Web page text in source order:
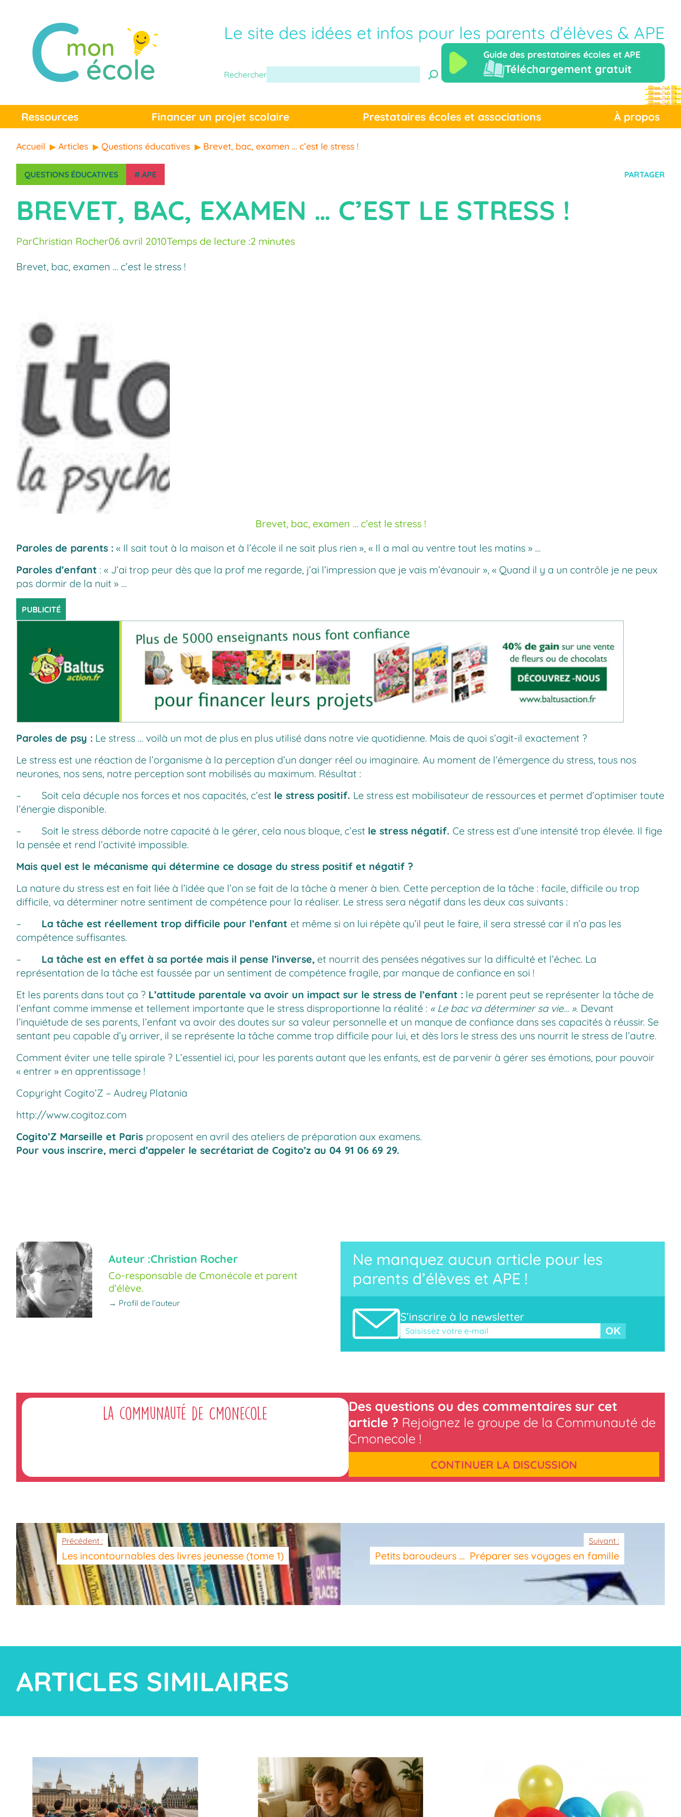
Le site des idées et infos pour les parents d’élèves & APE
Rechercher
Guide des prestataires écoles et APE
Téléchargement gratuit
Ressources Financer un projet scolaire Prestataires écoles et associations À propos
Accueil Articles Questions éducatives Brevet, bac, examen … c’est le stress !
QUESTIONS ÉDUCATIVES # APE PARTAGER
BREVET, BAC, EXAMEN … C’EST LE STRESS !
ParChristian Rocher06 avril 2010Temps de lecture :2 minutes
Brevet, bac, examen … c’est le stress !
Brevet, bac, examen … c’est le stress !
Paroles de parents : « Il sait tout à la maison et à l’école il ne sait plus rien », « Il a mal au ventre tout les matins » …
Paroles d’enfant : « J’ai trop peur dès que la prof me regarde, j’ai l’impression que je vais m’évanouir », « Quand il y a un contrôle je ne peux
pas dormir de la nuit » …
PUBLICITÉ
Paroles de psy : Le stress … voilà un mot de plus en plus utilisé dans notre vie quotidienne. Mais de quoi s’agit-il exactement ?
Le stress est une réaction de l’organisme à la perception d’un danger réel ou imaginaire. Au moment de l’émergence du stress, tous nos
neurones, nos sens, notre perception sont mobilisés au maximum. Résultat :
– Soit cela décuple nos forces et nos capacités, c’est le stress positif. Le stress est mobilisateur de ressources et permet d’optimiser toute
l’énergie disponible.
– Soit le stress déborde notre capacité à le gérer, cela nous bloque, c’est le stress négatif. Ce stress est d’une intensité trop élevée. Il fige
la pensée et rend l’activité impossible.
Mais quel est le mécanisme qui détermine ce dosage du stress positif et négatif ?
La nature du stress est en fait liée à l’idée que l’on se fait de la tâche à mener à bien. Cette perception de la tâche : facile, difficile ou trop
difficile, va déterminer notre sentiment de compétence pour la réaliser. Le stress sera négatif dans les deux cas suivants :
– La tâche est réellement trop difficile pour l’enfant et même si on lui répète qu’il peut le faire, il sera stressé car il n’a pas les
compétence suffisantes.
– La tâche est en effet à sa portée mais il pense l’inverse, et nourrit des pensées négatives sur la difficulté et l’échec. La
représentation de la tâche est faussée par un sentiment de compétence fragile, par manque de confiance en soi !
Et les parents dans tout ça ? L’attitude parentale va avoir un impact sur le stress de l’enfant : le parent peut se représenter la tâche de
l’enfant comme immense et tellement importante que le stress disproportionne la réalité : « Le bac va déterminer sa vie… ». Devant
l’inquiétude de ses parents, l’enfant va avoir des doutes sur sa valeur personnelle et un manque de confiance dans ses capacités à réussir. Se
sentant peu capable d’y arriver, il se représente la tâche comme trop difficile pour lui, et dès lors le stress des uns nourrit le stress de l’autre.
Comment éviter une telle spirale ? L’essentiel ici, pour les parents autant que les enfants, est de parvenir à gérer ses émotions, pour pouvoir
« entrer » en apprentissage !
Copyright Cogito’Z – Audrey Platania
http://www.cogitoz.com
Cogito’Z Marseille et Paris proposent en avril des ateliers de préparation aux examens.
Pour vous inscrire, merci d’appeler le secrétariat de Cogito’z au 04 91 06 69 29.
Auteur :Christian Rocher
Co-responsable de Cmonécole et parent
d’élève.
→ Profil de l’auteur
Ne manquez aucun article pour les
parents d’élèves et APE !
S’inscrire à la newsletter
La communauté de Cmonecole
Des questions ou des commentaires sur cet
article ? Rejoignez le groupe de la Communauté de
Cmonecole !
CONTINUER LA DISCUSSION
Précédent :
Les incontournables des livres jeunesse (tome 1)
Suivant :
Petits baroudeurs … Préparer ses voyages en famille
ARTICLES SIMILAIRES